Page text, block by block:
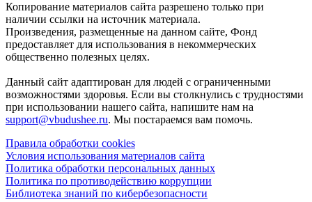
Копирование материалов сайта разрешено только при
наличии ссылки на источник материала.
Произведения, размещенные на данном сайте, Фонд
предоставляет для использования в некоммерческих
общественно полезных целях.
Данный сайт адаптирован для людей с ограниченными
возможностями здоровья. Если вы столкнулись с трудностями
при использовании нашего сайта, напишите нам на
support@vbudushee.ru. Мы постараемся вам помочь.
Правила обработки cookies
Условия использования материалов сайта
Политика обработки персональных данных
Политика по противодействию коррупции
Библиотека знаний по кибербезопасности